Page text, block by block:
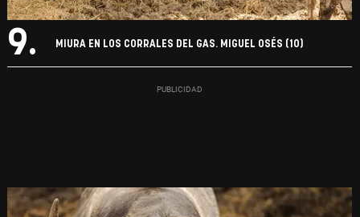
9. MIURA EN LOS CORRALES DEL GAS. MIGUEL OSÉS (10)